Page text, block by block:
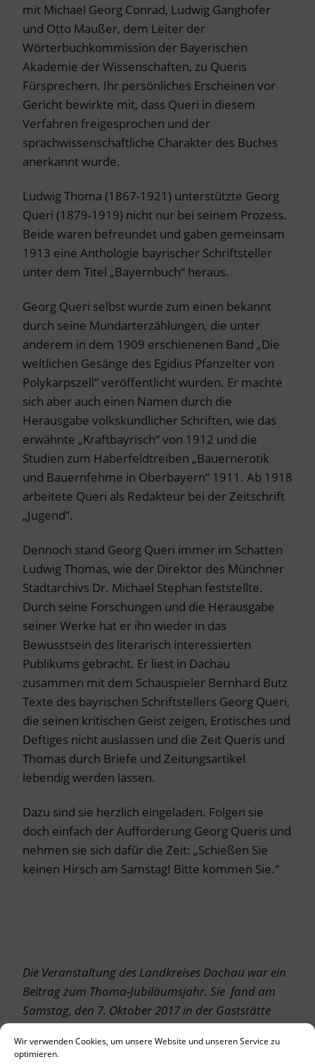
Wir verwenden Cookies, um unsere Website und unseren Service zu
optimieren.
mit Michael Georg Conrad, Ludwig Ganghofer
und Otto Maußer, dem Leiter der
Wörterbuchkommission der Bayerischen
Akademie der Wissenschaften, zu Queris
Fürsprechern. Ihr persönliches Erscheinen vor
Gericht bewirkte mit, dass Queri in diesem
Verfahren freigesprochen und der
sprachwissenschaftliche Charakter des Buches
anerkannt wurde.
Ludwig Thoma (1867-1921) unterstützte Georg
Queri (1879-1919) nicht nur bei seinem Prozess.
Beide waren befreundet und gaben gemeinsam
1913 eine Anthologie bayrischer Schriftsteller
unter dem Titel „Bayernbuch“ heraus.
Georg Queri selbst wurde zum einen bekannt
durch seine Mundarterzählungen, die unter
anderem in dem 1909 erschienenen Band „Die
weltlichen Gesänge des Egidius Pfanzelter von
Polykarpszell“ veröffentlicht wurden. Er machte
sich aber auch einen Namen durch die
Herausgabe volkskundlicher Schriften, wie das
erwähnte „Kraftbayrisch“ von 1912 und die
Studien zum Haberfeldtreiben „Bauernerotik
und Bauernfehme in Oberbayern“ 1911. Ab 1918
arbeitete Queri als Redakteur bei der Zeitschrift
„Jugend“.
Dennoch stand Georg Queri immer im Schatten
Ludwig Thomas, wie der Direktor des Münchner
Stadtarchivs Dr. Michael Stephan feststellte.
Durch seine Forschungen und die Herausgabe
seiner Werke hat er ihn wieder in das
Bewusstsein des literarisch interessierten
Publikums gebracht. Er liest in Dachau
zusammen mit dem Schauspieler Bernhard Butz
Texte des bayrischen Schriftstellers Georg Queri,
die seinen kritischen Geist zeigen, Erotisches und
Deftiges nicht auslassen und die Zeit Queris und
Thomas durch Briefe und Zeitungsartikel
lebendig werden lassen.
Dazu sind sie herzlich eingeladen. Folgen sie
doch einfach der Aufforderung Georg Queris und
nehmen sie sich dafür die Zeit: „Schießen Sie
keinen Hirsch am Samstag! Bitte kommen Sie.“
Die Veranstaltung des Landkreises Dachau war ein
Beitrag zum Thoma-Jubiläumsjahr. Sie fand am
Samstag, den 7. Oktober 2017 in der Gaststätte